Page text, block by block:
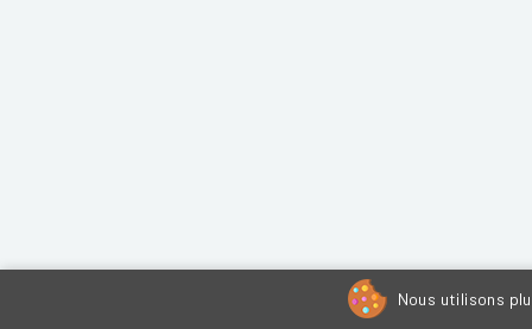
Nous utilisons